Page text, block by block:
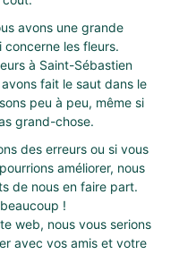
avons une grande
les fleurs.
à Saint-Sébastien
fait le saut dans le
peu à peu, même si
grand-chose.
des erreurs ou si vous
améliorer, nous
de nous en faire part.
!
web, nous vous serions
avec vos amis et votre